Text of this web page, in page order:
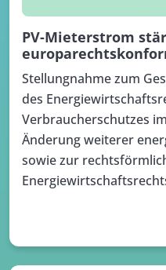
PV-Mieterstrom
Stellungnahme zum
des
Verbraucherschutzes
Änderung weiterer
sowie zur